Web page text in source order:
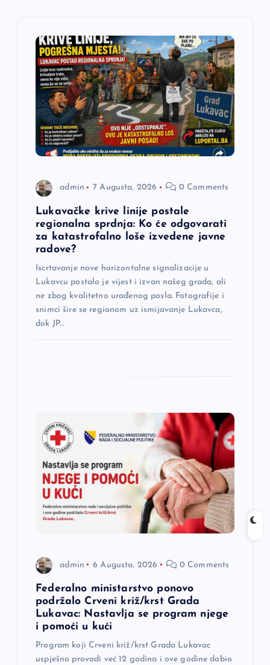
admin 7 Augusta, 2026 0 Comments
Lukavačke krive linije postale
regionalna sprdnja: Ko će odgovarati
za katastrofalno loše izvedene javne
radove?
Iscrtavanje nove horizontalne signalizacije u
Lukavcu postalo je vijest i izvan našeg grada, ali
ne zbog kvalitetno urađenog posla. Fotografije i
snimci šire se regionom uz ismijavanje Lukavca,
dok JP…
admin 6 Augusta, 2026 0 Comments
Federalno ministarstvo ponovo
podržalo Crveni križ/krst Grada
Lukavac: Nastavlja se program njege
i pomoći u kući
Program koji Crveni križ/krst Grada Lukavac
uspješno provodi već 12 godina i ove godine dobio